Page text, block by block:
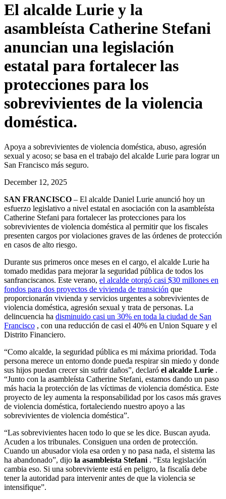
El alcalde Lurie y la
asambleísta Catherine Stefani
anuncian una legislación
estatal para fortalecer las
protecciones para los
sobrevivientes de la violencia
doméstica.
Apoya a sobrevivientes de violencia doméstica, abuso, agresión
sexual y acoso; se basa en el trabajo del alcalde Lurie para lograr un
San Francisco más seguro.
December 12, 2025
SAN FRANCISCO – El alcalde Daniel Lurie anunció hoy un
esfuerzo legislativo a nivel estatal en asociación con la asambleísta
Catherine Stefani para fortalecer las protecciones para los
sobrevivientes de violencia doméstica al permitir que los fiscales
presenten cargos por violaciones graves de las órdenes de protección
en casos de alto riesgo.
Durante sus primeros once meses en el cargo, el alcalde Lurie ha
tomado medidas para mejorar la seguridad pública de todos los
sanfranciscanos. Este verano, el alcalde otorgó casi $30 millones en
fondos para dos proyectos de vivienda de transición que
proporcionarán vivienda y servicios urgentes a sobrevivientes de
violencia doméstica, agresión sexual y trata de personas. La
delincuencia ha disminuido casi un 30% en toda la ciudad de San
Francisco , con una reducción de casi el 40% en Union Square y el
Distrito Financiero.
“Como alcalde, la seguridad pública es mi máxima prioridad. Toda
persona merece un entorno donde pueda respirar sin miedo y donde
sus hijos puedan crecer sin sufrir daños”, declaró el alcalde Lurie .
“Junto con la asambleísta Catherine Stefani, estamos dando un paso
más hacia la protección de las víctimas de violencia doméstica. Este
proyecto de ley aumenta la responsabilidad por los casos más graves
de violencia doméstica, fortaleciendo nuestro apoyo a las
sobrevivientes de violencia doméstica”.
“Las sobrevivientes hacen todo lo que se les dice. Buscan ayuda.
Acuden a los tribunales. Consiguen una orden de protección.
Cuando un abusador viola esa orden y no pasa nada, el sistema las
ha abandonado”, dijo la asambleísta Stefani . “Esta legislación
cambia eso. Si una sobreviviente está en peligro, la fiscalía debe
tener la autoridad para intervenir antes de que la violencia se
intensifique”.